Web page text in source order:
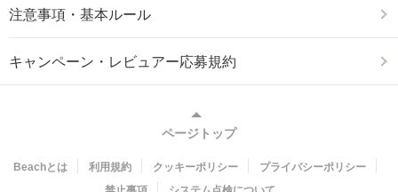
注意事項・基本ルール
キャンペーン・レビュアー応募規約
ページトップ
Beachとは 利用規約 クッキーポリシー
プライバシーポリシー